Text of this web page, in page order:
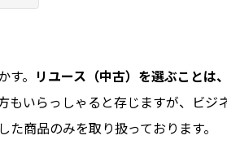
。 リユース（中古）を選ぶことは
もいらっしゃると存じますが、ビジ
商品のみを取り扱っております。